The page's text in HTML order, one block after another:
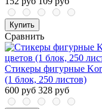
Купить
Сравнить
Стикеры фигурные
(1 блок, 250 листов)
600 руб 328 руб